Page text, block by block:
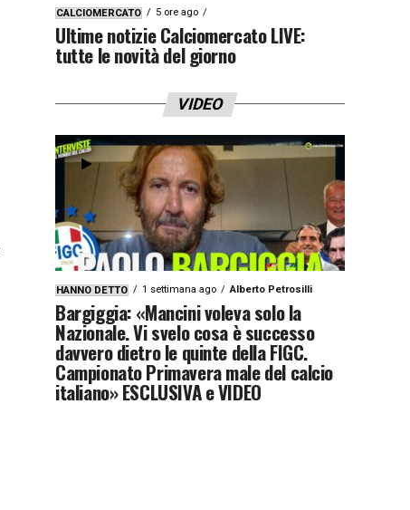
CALCIOMERCATO 5 ore ago
Ultime notizie Calciomercato LIVE:
tutte le novità del giorno
VIDEO
HANNO DETTO 1 settimana ago Alberto Petrosilli
Bargiggia: «Mancini voleva solo la
Nazionale. Vi svelo cosa è successo
davvero dietro le quinte della FIGC.
Campionato Primavera male del calcio
italiano» ESCLUSIVA e VIDEO